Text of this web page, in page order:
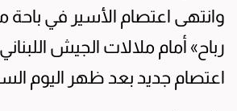
وانتهى اعتصام الأسير في
رباح» أمام ملالات الجيش
اعتصام جديد بعد ظهر اليوم